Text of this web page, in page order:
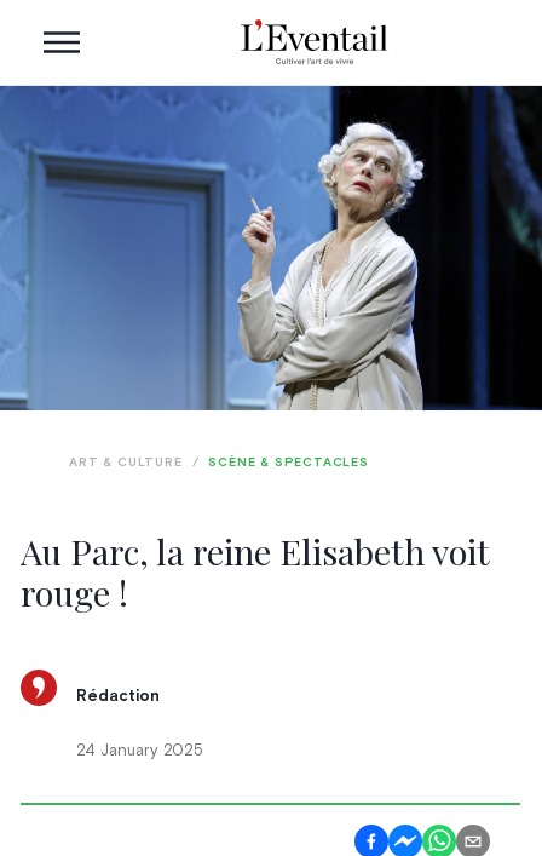
Au Parc, la reine Elisabeth voit
rouge !
ART & CULTURE / SCÈNE & SPECTACLES
Rédaction
24 January 2025